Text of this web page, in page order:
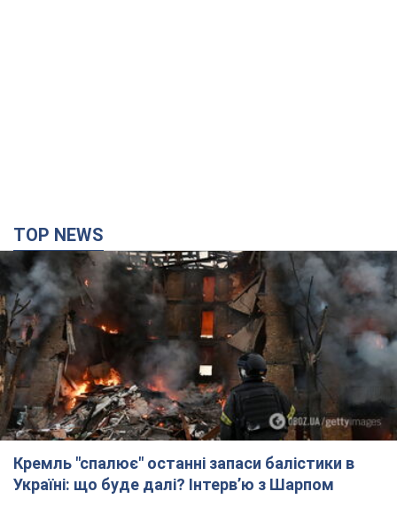
TOP NEWS
Кремль "спалює" останні запаси балістики в
Україні: що буде далі? Інтерв’ю з Шарпом